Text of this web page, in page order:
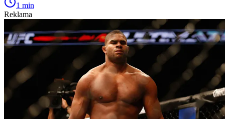
1 min
Reklama